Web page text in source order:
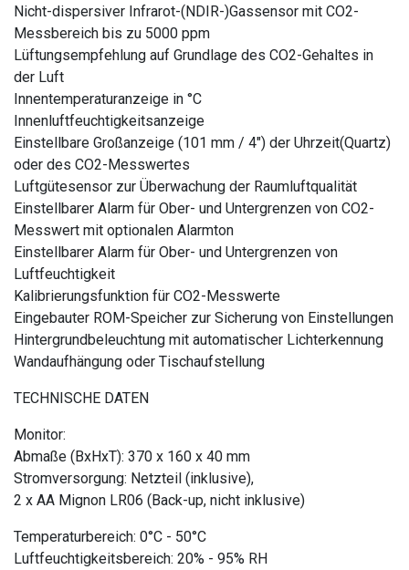
Nicht-dispersiver Infrarot-(NDIR-)Gassensor mit CO2-
Messbereich bis zu 5000 ppm
Lüftungsempfehlung auf Grundlage des CO2-Gehaltes in
der Luft
Innentemperaturanzeige in °C
Innenluftfeuchtigkeitsanzeige
Einstellbare Großanzeige (101 mm / 4") der Uhrzeit(Quartz)
oder des CO2-Messwertes
Luftgütesensor zur Überwachung der Raumluftqualität
Einstellbarer Alarm für Ober- und Untergrenzen von CO2-
Messwert mit optionalen Alarmton
Einstellbarer Alarm für Ober- und Untergrenzen von
Luftfeuchtigkeit
Kalibrierungsfunktion für CO2-Messwerte
Eingebauter ROM-Speicher zur Sicherung von Einstellungen
Hintergrundbeleuchtung mit automatischer Lichterkennung
Wandaufhängung oder Tischaufstellung
TECHNISCHE DATEN
Monitor:
Abmaße (BxHxT): 370 x 160 x 40 mm
Stromversorgung: Netzteil (inklusive),
2 x AA Mignon LR06 (Back-up, nicht inklusive)
Temperaturbereich: 0°C - 50°C
Luftfeuchtigkeitsbereich: 20% - 95% RH